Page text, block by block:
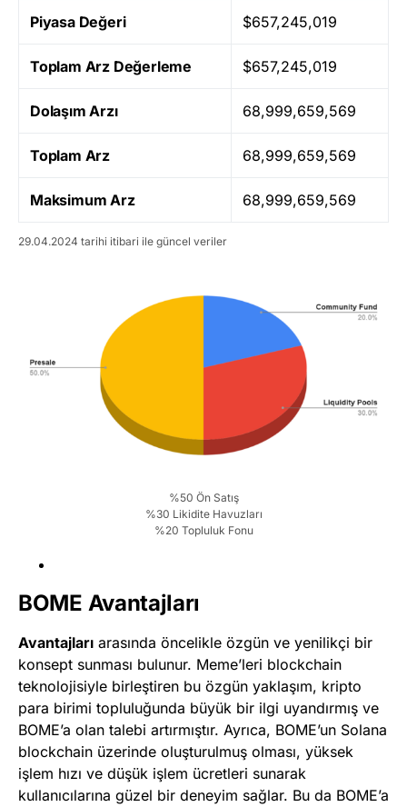
Piyasa Değeri $657,245,019
Toplam Arz Değerleme $657,245,019
Dolaşım Arzı 68,999,659,569
Toplam Arz 68,999,659,569
Maksimum Arz 68,999,659,569
29.04.2024 tarihi itibari ile güncel veriler
%50 Ön Satış
%30 Likidite Havuzları
%20 Topluluk Fonu
BOME Avantajları
Avantajları arasında öncelikle özgün ve yenilikçi bir
konsept sunması bulunur. Meme’leri blockchain
teknolojisiyle birleştiren bu özgün yaklaşım, kripto
para birimi topluluğunda büyük bir ilgi uyandırmış ve
BOME’a olan talebi artırmıştır. Ayrıca, BOME’un Solana
blockchain üzerinde oluşturulmuş olması, yüksek
işlem hızı ve düşük işlem ücretleri sunarak
kullanıcılarına güzel bir deneyim sağlar. Bu da BOME’a